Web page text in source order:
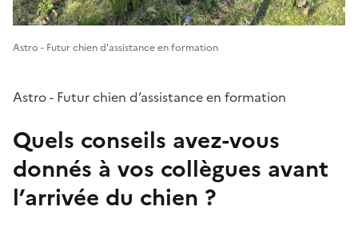
Astro - Futur chien d'assistance en formation
Astro - Futur chien d’assistance en formation
Quels conseils avez-vous
donnés à vos collègues avant
l’arrivée du chien ?